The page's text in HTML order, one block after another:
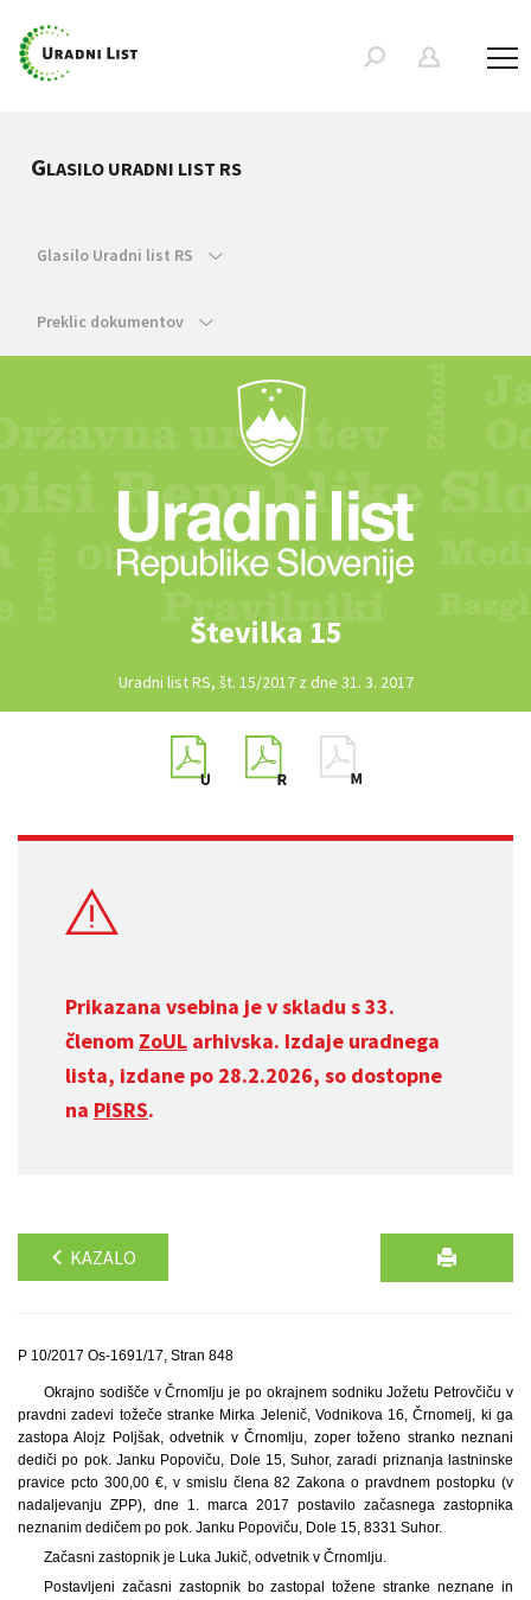
GLASILO URADNI LIST RS
Glasilo Uradni list RS
Preklic dokumentov
Številka 15
Uradni list RS, št. 15/2017 z dne 31. 3. 2017
Prikazana vsebina je v skladu s 33.
členom ZoUL arhivska. Izdaje uradnega
lista, izdane po 28.2.2026, so dostopne
na PISRS.
KAZALO
P 10/2017 Os-1691/17, Stran 848
Okrajno sodišče v Črnomlju je po okrajnem sodniku Jožetu Petrovčiču v
pravdni zadevi tožeče stranke Mirka Jelenič, Vodnikova 16, Črnomelj, ki ga
zastopa Alojz Poljšak, odvetnik v Črnomlju, zoper toženo stranko neznani
dediči po pok. Janku Popoviču, Dole 15, Suhor, zaradi priznanja lastninske
pravice pcto 300,00 €, v smislu člena 82 Zakona o pravdnem postopku (v
nadaljevanju ZPP), dne 1. marca 2017 postavilo začasnega zastopnika
neznanim dedičem po pok. Janku Popoviču, Dole 15, 8331 Suhor.
Začasni zastopnik je Luka Jukič, odvetnik v Črnomlju.
Postavljeni začasni zastopnik bo zastopal tožene stranke neznane in